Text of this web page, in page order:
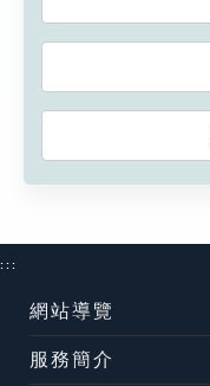
:::
網站導覽
服務簡介